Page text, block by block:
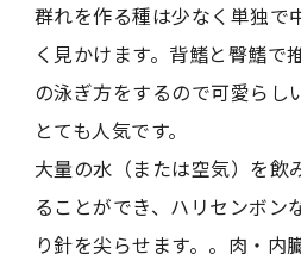
群れを作る種は少なく単独で
く見かけます。背鰭と臀鰭で
の泳ぎ方をするので可愛らし
とても人気です。
大量の水（または空気）を飲
ることができ、ハリセンボン
り針を尖らせます。。肉・内